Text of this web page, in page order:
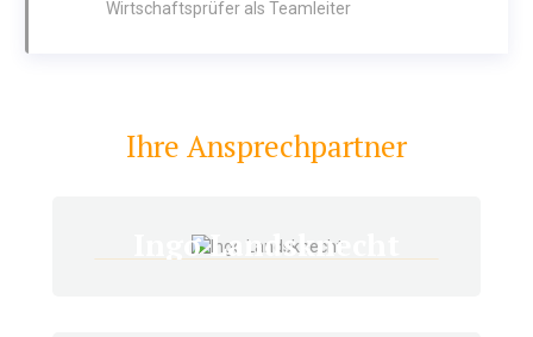
Wirtschaftsprüfer als Teamleiter
Ihre Ansprechpartner
Ingo Landsknecht